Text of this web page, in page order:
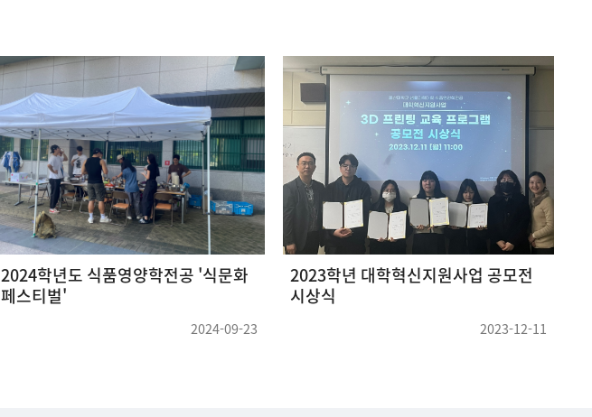
2024학년도 식품영양학전공 '식문화
페스티벌'
2024-09-23
2023학년 대학혁신지원사업 공모전
시상식
2023-12-11